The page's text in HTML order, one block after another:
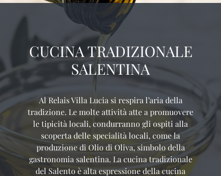
CUCINA TRADIZIONALE
SALENTINA
Al Relais Villa Lucia si respira l’aria della
tradizione. Le molte attività atte a promuovere
le tipicità locali, condurranno gli ospiti alla
scoperta delle specialità locali, come la
produzione di Olio di Oliva, simbolo della
gastronomia salentina. La cucina tradizionale
del Salento è alta espressione della cucina